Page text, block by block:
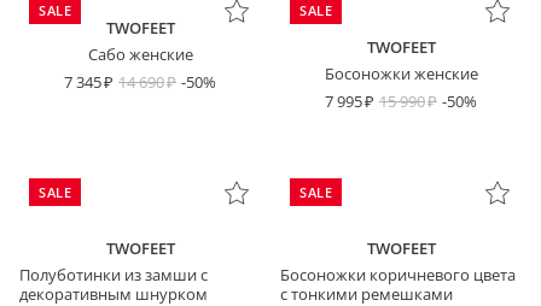
SALE
TWOFEET
Сабо женские
7 345
14 690 -50%
SALE
TWOFEET
Босоножки женские
7 995
15 990 -50%
SALE
TWOFEET
Полуботинки из замши с
декоративным шнурком
SALE
TWOFEET
Босоножки коричневого цвета
с тонкими ремешками